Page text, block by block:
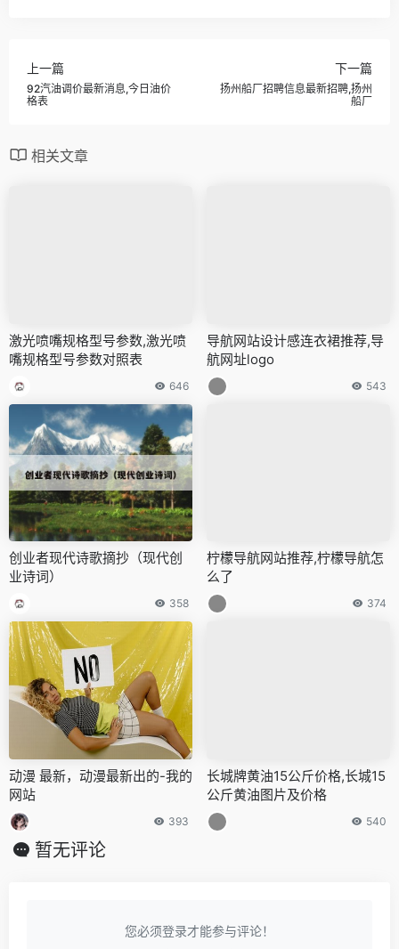
上一篇
92汽油调价最新消息,今日油价
格表
下一篇
扬州船厂招聘信息最新招聘,扬州
船厂
相关文章
激光喷嘴规格型号参数,激光喷
嘴规格型号参数对照表
646
导航网站设计感连衣裙推荐,导
航网址logo
543
创业者现代诗歌摘抄（现代创
业诗词）
358
柠檬导航网站推荐,柠檬导航怎
么了
374
动漫 最新，动漫最新出的-我的
网站
393
长城牌黄油15公斤价格,长城15
公斤黄油图片及价格
540
暂无评论
您必须登录才能参与评论！